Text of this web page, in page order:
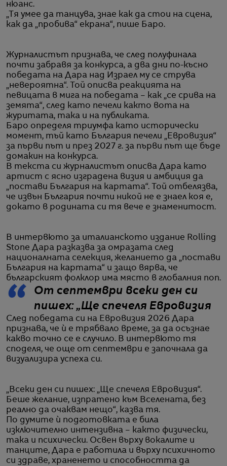
нюанс.
„Тя умее да танцува, знае как да стои на сцена,
как да „пробива“ екрана“, пише Баро.
Журналистът признава, че след полуфинала
почти забравя за конкурса, а два дни по-късно
победата на Дара над Израел му се струва
„невероятна“. Той описва реакцията на
певицата в мига на победата – как „се срива на
земята“, след като печели както вота на
журитата, така и на публиката.
Баро определя триумфа като исторически
момент, тъй като България печели „Евровизия“
за първи път и през 2027 г. за първи път ще бъде
домакин на конкурса.
В текста си журналистът описва Дара като
артист с ясно изградена визия и амбиция да
„постави България на картата“. Той отбелязва,
че извън България почти никой не е знаел коя е,
докато в родината си тя вече е знаменитост.
В интервюто за италианското издание Rolling
Stone Дара разказва за омразата след
националната селекция, желанието да „постави
България на картата“ и защо вярва, че
българският фолклор има място в глобалния поп.
От септември всеки ден си
пишех: „Ще спечеля Евровизия
След победата си на Евровизия 2026 Дара
признава, че ѝ е трябвало време, за да осъзнае
какво точно се е случило. В интервюто тя
споделя, че още от септември е започнала да
визуализира успеха си.
„Всеки ден си пишех: „Ще спечеля Евровизия“.
Беше желание, изпратено към Вселената, без
реално да очаквам нещо“, казва тя.
По думите ѝ подготовката е била
изключително интензивна – както физически,
така и психически. Освен върху вокалите и
танците, Дара е работила и върху психичното
си здраве, храненето и способността да